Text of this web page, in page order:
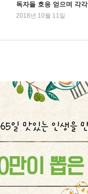
독자들 호응 얻으며 각
위, 8위
2018년 10월 11일